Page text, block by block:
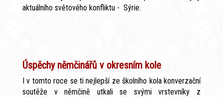
aktuálního světového konfliktu - Sýrie.
Úspěchy němčinářů v okresním kole
I v tomto roce se ti nejlepší ze školního kola konverzační
soutěže v němčině utkali se svými vrstevníky z